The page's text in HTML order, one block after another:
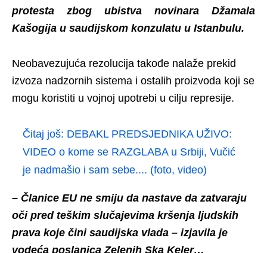
protesta zbog ubistva novinara Džamala
Kašogija u saudijskom konzulatu u Istanbulu.
Neobavezujuća rezolucija takođe nalaže prekid
izvoza nadzornih sistema i ostalih proizvoda koji se
mogu koristiti u vojnoj upotrebi u cilju represije.
Čitaj još: DEBAKL PREDSJEDNIKA UŽIVO:
VIDEO o kome se RAZGLABA u Srbiji, Vučić
je nadmašio i sam sebe.... (foto, video)
– Članice EU ne smiju da nastave da zatvaraju
oči pred teškim slučajevima kršenja ljudskih
prava koje čini saudijska vlada – izjavila je
vodeća poslanica Zelenih Ska Keler…